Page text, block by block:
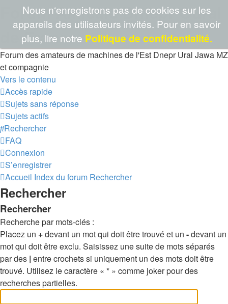
Nous n‘enregistrons pas de cookies sur les
appareils des utilisateurs invités. Pour en savoir
plus, lire notre Politique de confidentialité.
Forum Amicale Dniepr Oural
de France
Forum des amateurs de machines de l'Est Dnepr Ural Jawa MZ
et compagnie
Vers le contenu
Accès rapide
Sujets sans réponse
Sujets actifs
Rechercher
FAQ
Connexion
S’enregistrer
Accueil Index du forum Rechercher
Rechercher
Rechercher
Recherche par mots-clés :
Placez un +devant un mot qui doit être trouvé et un -devant un
mot qui doit être exclu. Saisissez une suite de mots séparés
par des | entre crochets si uniquement un des mots doit être
trouvé. Utilisez le caractère « * » comme joker pour des
recherches partielles.